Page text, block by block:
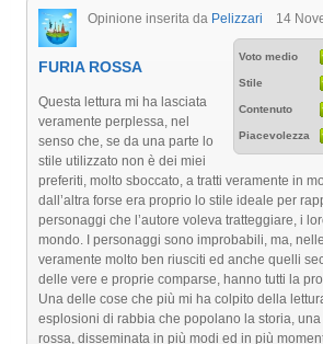
Opinione inserita da Pelizzari 14
Voto medio
Stile
Contenuto
Piacevolezza
FURIA ROSSA
Questa lettura mi ha lasciata
veramente perplessa, nel
senso che, se da una parte lo
stile utilizzato non è dei miei
preferiti, molto sboccato, a tratti veramente in
dall’altra forse era proprio lo stile ideale per
personaggi che l’autore voleva tratteggiare, i
mondo. I personaggi sono improbabili, ma,
veramente molto ben riusciti ed anche quelli
delle vere e proprie comparse, hanno tutti la
Una delle cose che più mi ha colpito della
esplosioni di rabbia che popolano la storia,
rossa, disseminata in più modi ed in più